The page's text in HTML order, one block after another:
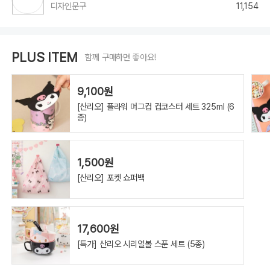
디자인문구 11,154
PLUS ITEM 함께 구매하면 좋아요!
9,100원
[산리오] 플라워 머그컵 컵코스터 세트 325ml (6
종)
1,500원
[산리오] 포켓 쇼퍼백
17,600원
[특가] 산리오 시리얼볼 스푼 세트 (5종)